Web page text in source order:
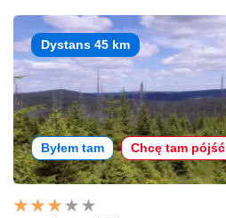
Dystans 45 km
Byłem tam Chcę tam pójść